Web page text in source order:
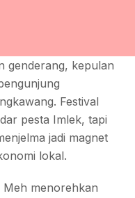
genderang, kepulan
Festival
pesta Imlek, tapi
jadi magnet
lokal.
Meh menorehkan